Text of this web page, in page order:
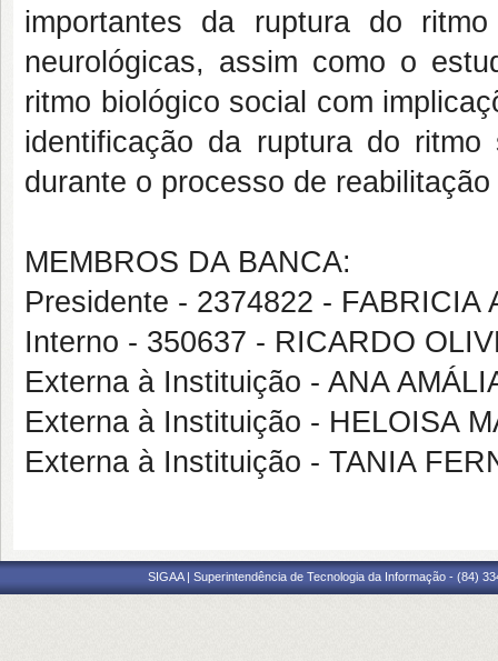
importantes da ruptura do
neurológicas, assim como o
ritmo biológico social com
identificação da ruptura do
durante o processo de
MEMBROS DA BANCA:
Presidente - 2374822 - FABRICIA
Interno - 350637 - RICARDO
Externa à Instituição - ANA
Externa à Instituição - HELOISA
Externa à Instituição - TANIA
SIGAA | Superintendência de Tecnologia da Informação - (84)